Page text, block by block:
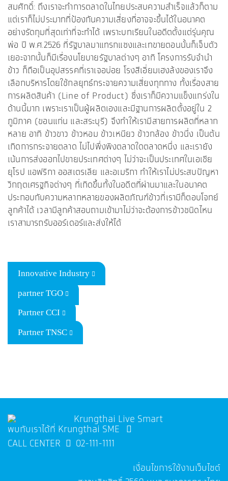
สมศักดิ์: ถึงเราจะทำการตลาดในไทยประสบความสำเร็จแล้วก็ตาม
แต่เราก็ไม่ประมาทที่ป้องกันความเสี่ยงที่อาจจะขึ้นได้ในอนาคต
อย่างรัดกุมที่สุดเท่าที่จะทำได้ เพราะบทเรียนในอดีตตั้งแต่รุ่นคุณ
พ่อ ปี พ.ศ.2526 ที่รัฐบาลมาแทรกแซงและเทขายตอนนั้นก็เจ็บตัว
เยอะจากนั้นก็มีเรื่องนโยบายรัฐบาลต่างๆ อาทิ โครงการรับจำนำ
ข้าว ก็ถือเป็นอุปสรรคที่เราเจอบ่อย โรงสีเอี่ยมเฮงล้งของเราจึง
เลือกบริหารโดยใช้กลยุทธ์กระจายความเสี่ยงทุกทาง ทั้งเรื่องสาย
การผลิตสินค้า (Line of Product) ซึ่งเราก็มีความแข็งแกร่งใน
ด้านนี้มาก เพราะเราเป็นผู้ผลิตเองและมีฐานการผลิตตั้งอยู่ใน 2
ภูมิภาค (ขอนแก่น และสระบุรี) จึงทำให้เรามีสายการผลิตที่หลาก
หลาย อาทิ ข้าวขาว ข้าวหอม ข้าวเหนียว ข้าวกล้อง ข้าวนึ่ง เป็นต้น
เกิดการกระจายตลาด ไม่ไปพึ่งพิงตลาดใดตลาดหนึ่ง และเรายัง
เน้นการส่งออกไปขายประเทศต่างๆ ไม่ว่าจะเป็นประเทศในเอเชีย
ยุโรป แอฟริกา ออสเตรเลีย และอเมริกา ทำให้เราไม่ประสบปัญหา
วิกฤตเศรฐกิจต่างๆ ที่เกิดขึ้นทั้งในอดีตที่ผ่านมาและในอนาคต
ประกอบกับความหลากหลายของผลิตภัณฑ์ข้าวที่เรามีก็ตอบโจทย์
ลูกค้าได้ เวลามีลูกค้าสอบถามเข้ามาไม่ว่าจะต้องการข้าวชนิดไหน
เราสามารถรับออร์เดอร์และส่งให้ได้
Innovative Industry
partner TGO
Partner CCI
Partner TNSC
พบกับเราได้ที่ Krungthai SME
CALL CENTER
02-111-1111
เงื่อนไขการใช้งานเว็บไซต์